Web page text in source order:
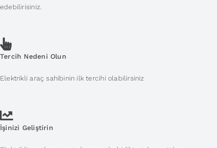
edebilirisiniz.
Tercih Nedeni Olun
Elektrikli araç sahibinin ilk tercihi olabilirsiniz
İşinizi Geliştirin